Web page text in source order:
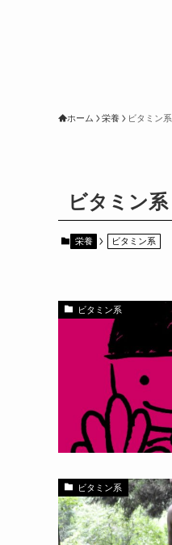
ホーム 栄養 ビタミン系
ビタミン系
栄養 ビタミン系
ビタミン系
ビタミン系